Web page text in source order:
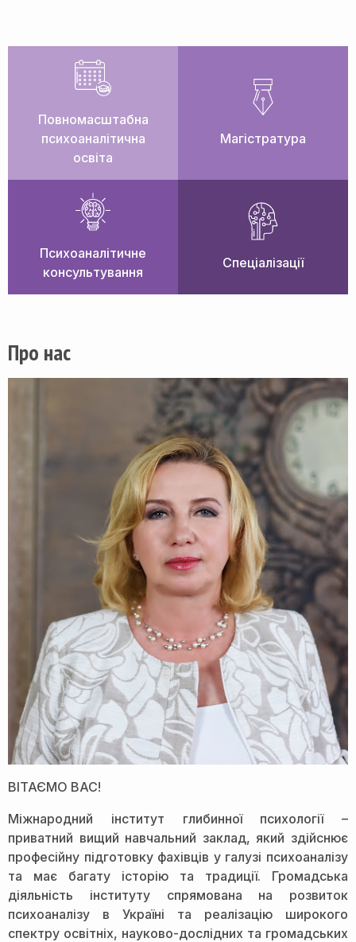
Повномасштабна
психоаналітична
освіта
Магістратура
Психоаналітичне
консультування
Спеціалізації
Про нас
ВІТАЄМО ВАС!
Міжнародний інститут глибинної психології –
приватний вищий навчальний заклад, який здійснює
професійну підготовку фахівців у галузі психоаналізу
та має багату історію та традиції. Громадська
діяльність інституту спрямована на розвиток
психоаналізу в Україні та реалізацію широкого
спектру освітніх, науково-дослідних та громадських